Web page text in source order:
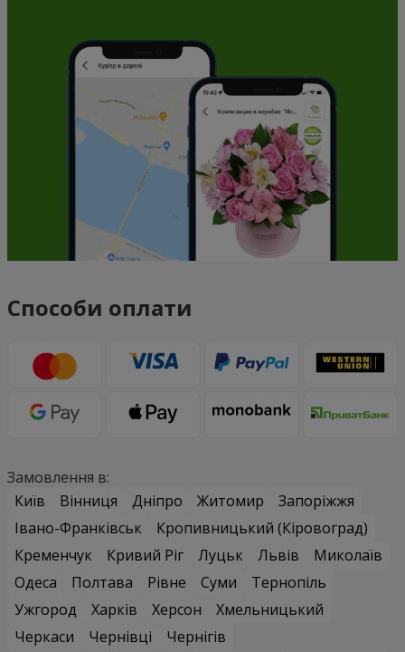
Способи оплати
Замовлення в:
Київ
Вінниця Дніпро Житомир
Запоріжжя
Івано-Франківськ
Кропивницький (Кіровоград)
Кременчук
Кривий Ріг Луцьк Львів
Миколаїв
Одеса
Полтава Рівне Суми
Тернопіль
Ужгород
Харків Херсон
Хмельницький
Черкаси
Чернівці
Чернігів